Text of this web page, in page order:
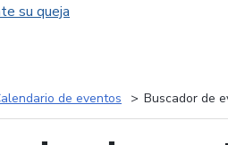
su queja
de eventos Buscador de